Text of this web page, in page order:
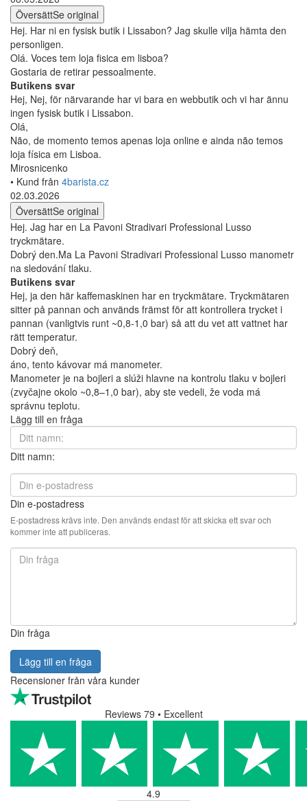
ÖversättSe original
Hej. Har ni en fysisk butik i Lissabon? Jag skulle vilja hämta den
personligen.
Olá. Voces tem loja fisica em lisboa?
Gostaria de retirar pessoalmente.
Butikens svar
Hej, Nej, för närvarande har vi bara en webbutik och vi har ännu
ingen fysisk butik i Lissabon.
Olá,
Não, de momento temos apenas loja online e ainda não temos
loja física em Lisboa.
Mirosnicenko
• Kund från 4barista.cz
02.03.2026
ÖversättSe original
Hej. Jag har en La Pavoni Stradivari Professional Lusso
tryckmätare.
Dobrý den.Ma La Pavoni Stradivari Professional Lusso manometr
na sledování tlaku.
Butikens svar
Hej, ja den här kaffemaskinen har en tryckmätare. Tryckmätaren
sitter på pannan och används främst för att kontrollera trycket i
pannan (vanligtvis runt ~0,8-1,0 bar) så att du vet att vattnet har
rätt temperatur.
Dobrý deň,
áno, tento kávovar má manometer.
Manometer je na bojleri a slúži hlavne na kontrolu tlaku v bojleri
(zvyčajne okolo ~0,8–1,0 bar), aby ste vedeli, že voda má
správnu teplotu.
Lägg till en fråga
Ditt namn:
Din e-postadress
E-postadress krävs inte. Den används endast för att skicka ett svar och
kommer inte att publiceras.
Din fråga
Lägg till en fråga
Recensioner från våra kunder
Reviews 79 • Excellent
4.9